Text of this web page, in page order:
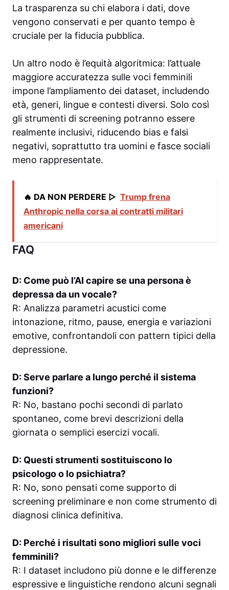
La trasparenza su chi elabora i dati, dove
vengono conservati e per quanto tempo è
cruciale per la fiducia pubblica.
Un altro nodo è l’equità algoritmica: l’attuale
maggiore accuratezza sulle voci femminili
impone l’ampliamento dei dataset, includendo
età, generi, lingue e contesti diversi. Solo così
gli strumenti di screening potranno essere
realmente inclusivi, riducendo bias e falsi
negativi, soprattutto tra uomini e fasce sociali
meno rappresentate.
🔥 DA NON PERDERE ▷ Trump frena
Anthropic nella corsa ai contratti militari
americani
FAQ
D: Come può l’AI capire se una persona è
depressa da un vocale?
R: Analizza parametri acustici come
intonazione, ritmo, pause, energia e variazioni
emotive, confrontandoli con pattern tipici della
depressione.
D: Serve parlare a lungo perché il sistema
funzioni?
R: No, bastano pochi secondi di parlato
spontaneo, come brevi descrizioni della
giornata o semplici esercizi vocali.
D: Questi strumenti sostituiscono lo
psicologo o lo psichiatra?
R: No, sono pensati come supporto di
screening preliminare e non come strumento di
diagnosi clinica definitiva.
D: Perché i risultati sono migliori sulle voci
femminili?
R: I dataset includono più donne e le differenze
espressive e linguistiche rendono alcuni segnali